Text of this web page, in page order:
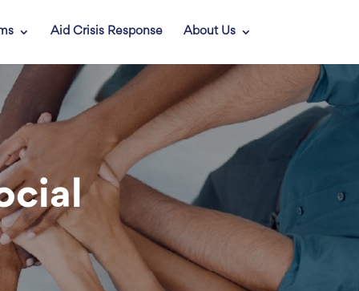
Aid Crisis Response About Us